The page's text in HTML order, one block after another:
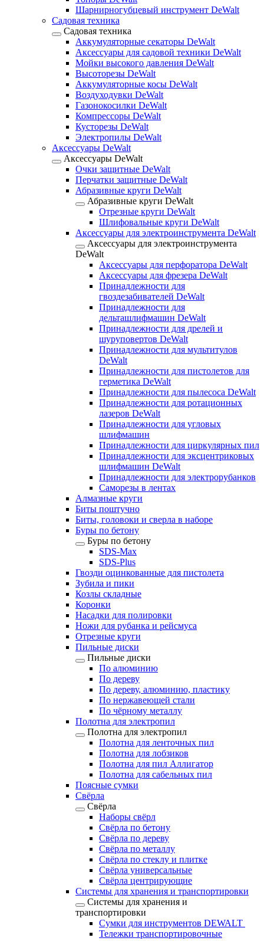
Шарнирногубцевый инструмент DeWalt
Садовая техника
Садовая техника
Аккумуляторные секаторы DeWalt
Аксессуары для садовой техники DeWalt
Мойки высокого давления DeWalt
Высоторезы DeWalt
Аккумуляторные косы DeWalt
Воздуходувки DeWalt
Газонокосилки DeWalt
Компрессоры DeWalt
Кусторезы DeWalt
Электропилы DeWalt
Аксессуары DeWalt
Аксессуары DeWalt
Очки защитные DeWalt
Перчатки защитные DeWalt
Абразивные круги DeWalt
Абразивные круги DeWalt
Отрезные круги DeWalt
Шлифовальные круги DeWalt
Аксессуары для электроинструмента DeWalt
Аксессуары для электроинструмента
DeWalt
Аксессуары для перфоратора DeWalt
Аксессуары для фрезера DeWalt
Принадлежности для
гвоздезабивателей DeWalt
Принадлежности для
дельташлифмашин DeWalt
Принадлежности для дрелей и
шуруповертов DeWalt
Принадлежности для мультитулов
DeWalt
Принадлежности для пистолетов для
герметика DeWalt
Принадлежности для пылесоса DeWalt
Принадлежности для ротационных
лазеров DeWalt
Принадлежности для угловых
шлифмашин
Принадлежности для циркулярных пил
Принадлежности для эксцентриковых
шлифмашин DeWalt
Принадлежности для электрорубанков
Саморезы в лентах
Алмазные круги
Биты поштучно
Биты, головоки и сверла в наборе
Буры по бетону
Буры по бетону
SDS-Max
SDS-Plus
Гвозди оцинкованные для пистолета
Зубила и пики
Козлы складные
Коронки
Насадки для полировки
Ножи для рубанка и рейсмуса
Отрезные круги
Пильные диски
Пильные диски
По алюминию
По дереву
По дереву, алюминию, пластику
По нержавеющей стали
По чёрному металлу
Полотна для электропил
Полотна для электропил
Полотна для ленточных пил
Полотна для лобзиков
Полотна для пил Аллигатор
Полотна для сабельных пил
Поясные сумки
Свёрла
Свёрла
Наборы свёрл
Свёрла по бетону
Свёрла по дереву
Свёрла по металлу
Свёрла по стеклу и плитке
Свёрла универсальные
Свёрла центрирующие
Системы для хранения и транспортировки
Системы для хранения и
транспортировки
Сумки для инструментов DEWALT
Тележки транспортировочные